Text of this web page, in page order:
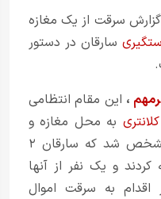
سرقت از یک مغازه
سارقان در دستور
، این مقام انتظامی
کلانتری به محل مغازه و
بررسی دوربین‌های مداربسته، مشخص شد که سارقان ۲
و یک نفر از آنها
اقدام به سرقت اموال